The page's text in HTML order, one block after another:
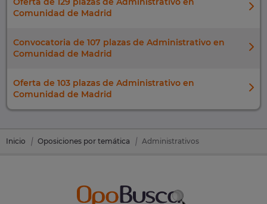
Comunidad de Madrid
Convocatoria de 107 plazas de Administrativo en
Comunidad de Madrid
Oferta de 103 plazas de Administrativo en
Comunidad de Madrid
Inicio Oposiciones por temática Administrativos